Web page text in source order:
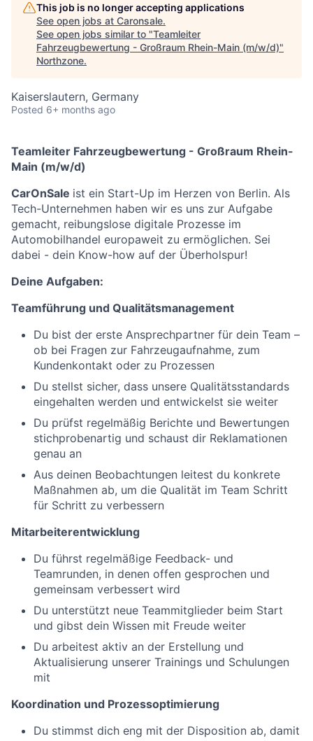
This job is no longer accepting applications
See open jobs at Caronsale.
See open jobs similar to "Teamleiter
Fahrzeugbewertung - Großraum Rhein-Main (m/w/d)"
Northzone.
Kaiserslautern, Germany
Posted 6+ months ago
Teamleiter Fahrzeugbewertung - Großraum Rhein-
Main (m/w/d)
CarOnSale ist ein Start-Up im Herzen von Berlin. Als
Tech-Unternehmen haben wir es uns zur Aufgabe
gemacht, reibungslose digitale Prozesse im
Automobilhandel europaweit zu ermöglichen. Sei
dabei - dein Know-how auf der Überholspur!
Deine Aufgaben:
Teamführung und Qualitätsmanagement
Du bist der erste Ansprechpartner für dein Team –
ob bei Fragen zur Fahrzeugaufnahme, zum
Kundenkontakt oder zu Prozessen
Du stellst sicher, dass unsere Qualitätsstandards
eingehalten werden und entwickelst sie weiter
Du prüfst regelmäßig Berichte und Bewertungen
stichprobenartig und schaust dir Reklamationen
genau an
Aus deinen Beobachtungen leitest du konkrete
Maßnahmen ab, um die Qualität im Team Schritt
für Schritt zu verbessern
Mitarbeiterentwicklung
Du führst regelmäßige Feedback- und
Teamrunden, in denen offen gesprochen und
gemeinsam verbessert wird
Du unterstützt neue Teammitglieder beim Start
und gibst dein Wissen mit Freude weiter
Du arbeitest aktiv an der Erstellung und
Aktualisierung unserer Trainings und Schulungen
mit
Koordination und Prozessoptimierung
Du stimmst dich eng mit der Disposition ab, damit